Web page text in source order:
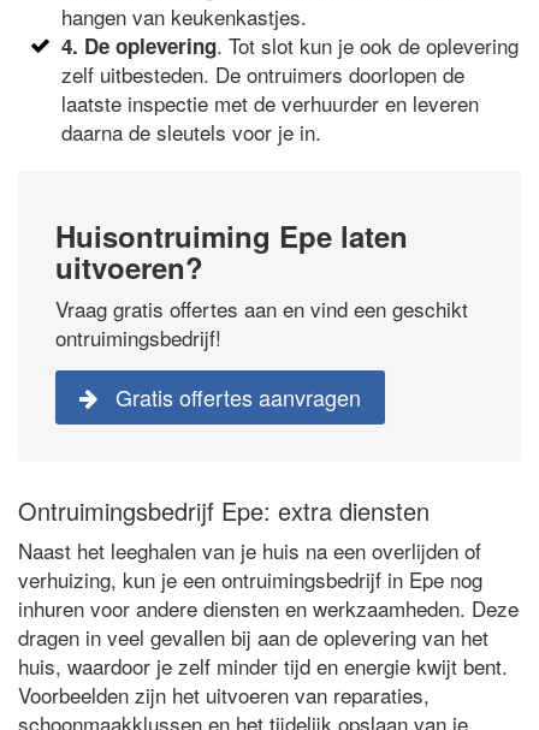
hangen van keukenkastjes.
4. De oplevering. Tot slot kun je ook de oplevering
zelf uitbesteden. De ontruimers doorlopen de
laatste inspectie met de verhuurder en leveren
daarna de sleutels voor je in.
Huisontruiming Epe laten
uitvoeren?
Vraag gratis offertes aan en vind een geschikt
ontruimingsbedrijf!
Gratis offertes aanvragen
Ontruimingsbedrijf Epe: extra diensten
Naast het leeghalen van je huis na een overlijden of
verhuizing, kun je een ontruimingsbedrijf in Epe nog
inhuren voor andere diensten en werkzaamheden. Deze
dragen in veel gevallen bij aan de oplevering van het
huis, waardoor je zelf minder tijd en energie kwijt bent.
Voorbeelden zijn het uitvoeren van reparaties,
schoonmaakklussen en het tijdelijk opslaan van je